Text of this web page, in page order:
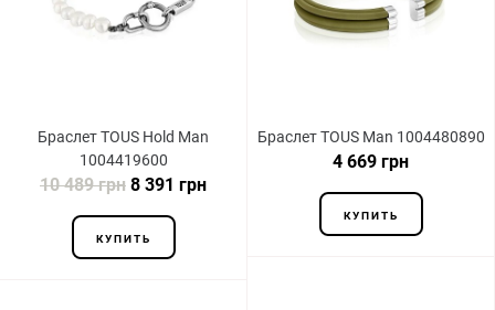
Браслет TOUS Hold Man
1004419600
10 489 грн 8 391 грн
КУПИТЬ
Браслет TOUS Man 1004480890
4 669 грн
КУПИТЬ